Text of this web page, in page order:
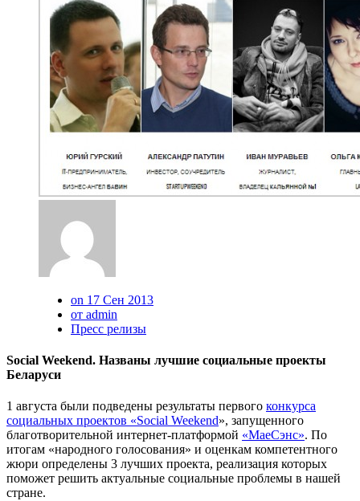
on 17 Сен 2013
от admin
Пресс релизы
Social Weekend. Названы лучшие социальные проекты
Беларуси
1 августа были подведены результаты первого конкурса
социальных проектов «Social Weekend», запущенного
благотворительной интернет-платформой «МаеСэнс». По
итогам «народного голосования» и оценкам компетентного
жюри определены 3 лучших проекта, реализация которых
поможет решить актуальные социальные проблемы в нашей
стране.